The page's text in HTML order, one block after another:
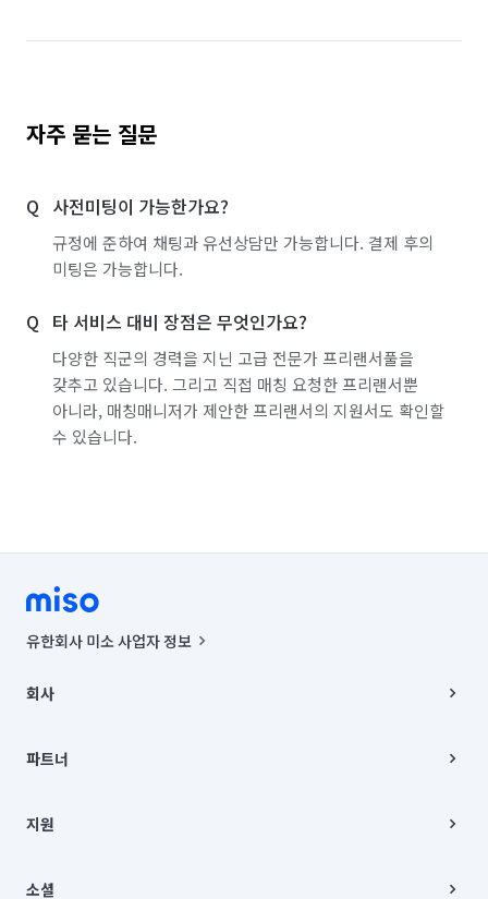
자주 묻는 질문
사전미팅이 가능한가요?
규정에 준하여 채팅과 유선상담만 가능합니다. 결제 후의
미팅은 가능합니다.
타 서비스 대비 장점은 무엇인가요?
다양한 직군의 경력을 지닌 고급 전문가 프리랜서풀을
갖추고 있습니다. 그리고 직접 매칭 요청한 프리랜서뿐
아니라, 매칭매니저가 제안한 프리랜서의 지원서도 확인할
수 있습니다.
유한회사 미소 사업자 정보
00019 |
주소 | 본사: 서울특별시 종로구 율곡로 6(중학동, 트윈트리빌딩) B동 5층
컨택센터 : 서울특별시 종로구 수송동 율곡로 24, 7층, 8층 미소
상품, 상품정보, 거래에 관한 의무와 책임은 거래당사자에게 있습니다.
언론 보도 관련 문의:
© 유한회사 미소. Miso, Inc. All Rights Reserved.
회사
채용
파트너
이사
지원
이용약관
소셜